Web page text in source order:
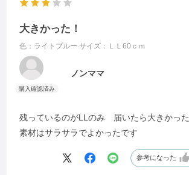
大きかった！
色：ライトブルー サイズ：ＬＬ60ｃｍ
ノンママ
残っているのがLLのみ 届いたら大きかった
素材はサラサラでよかったです
参考になった